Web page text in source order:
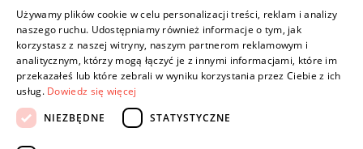
INFORMACJE
OFERTA
MOJE KONTO
OBSERWUJ NAS
ENGLISH
Używamy plików cookie w celu personalizacji treści, reklam i analizy
naszego ruchu. Udostępniamy również informacje o tym, jak
korzystasz z naszej witryny, naszym partnerom reklamowym i
analitycznym, którzy mogą łączyć je z innymi informacjami, które im
przekazałeś lub które zebrali w wyniku korzystania przez Ciebie z ich
usług. Dowiedz się więcej
NIEZBĘDNE
STATYSTYCZNE